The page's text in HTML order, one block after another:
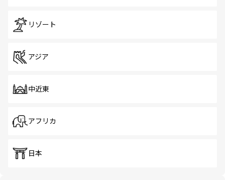
リゾート
アジア
中近東
アフリカ
日本